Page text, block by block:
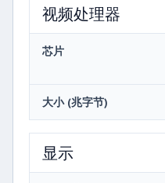
视频处理器
芯片
大小 (兆字节)
显示